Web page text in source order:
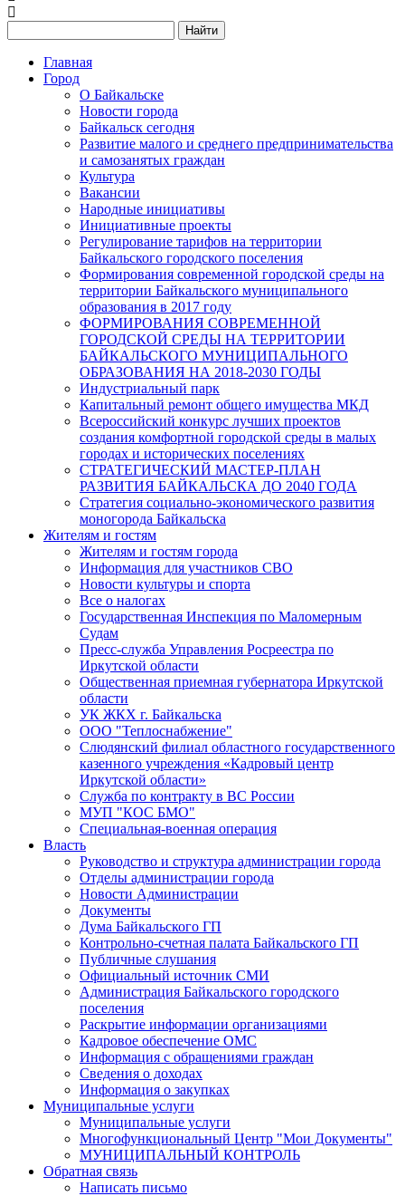
Найти
Главная
Город
О Байкальске
Новости города
Байкальск сегодня
Развитие малого и среднего предпринимательства
и самозанятых граждан
Культура
Вакансии
Народные инициативы
Инициативные проекты
Регулирование тарифов на территории
Байкальского городского поселения
Формирования современной городской среды на
территории Байкальского муниципального
образования в 2017 году
ФОРМИРОВАНИЯ СОВРЕМЕННОЙ
ГОРОДСКОЙ СРЕДЫ НА ТЕРРИТОРИИ
БАЙКАЛЬСКОГО МУНИЦИПАЛЬНОГО
ОБРАЗОВАНИЯ НА 2018-2030 ГОДЫ
Индустриальный парк
Капитальный ремонт общего имущества МКД
Всероссийский конкурс лучших проектов
создания комфортной городской среды в малых
городах и исторических поселениях
СТРАТЕГИЧЕСКИЙ МАСТЕР-ПЛАН
РАЗВИТИЯ БАЙКАЛЬСКА ДО 2040 ГОДА
Стратегия социально-экономического развития
моногорода Байкальска
Жителям и гостям
Жителям и гостям города
Информация для участников СВО
Новости культуры и спорта
Все о налогах
Государственная Инспекция по Маломерным
Судам
Пресс-служба Управления Росреестра по
Иркутской области
Общественная приемная губернатора Иркутской
области
УК ЖКХ г. Байкальска
ООО "Теплоснабжение"
Слюдянский филиал областного государственного
казенного учреждения «Кадровый центр
Иркутской области»
Служба по контракту в ВС России
МУП "КОС БМО"
Специальная-военная операция
Власть
Руководство и структура администрации города
Отделы администрации города
Новости Администрации
Документы
Дума Байкальского ГП
Контрольно-счетная палата Байкальского ГП
Публичные слушания
Официальный источник СМИ
Администрация Байкальского городского
поселения
Раскрытие информации организациями
Кадровое обеспечение ОМС
Информация с обращениями граждан
Сведения о доходах
Информация о закупках
Муниципальные услуги
Муниципальные услуги
Многофункциональный Центр "Мои Документы"
МУНИЦИПАЛЬНЫЙ КОНТРОЛЬ
Обратная связь
Написать письмо